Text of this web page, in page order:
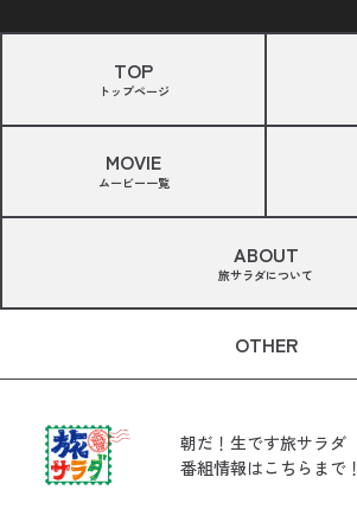
TOP
トップページ
MOVIE
ムービー一覧
ABOUT
旅サラダについて
OTHER
朝だ！生です旅サラダ
番組情報はこちらまで！